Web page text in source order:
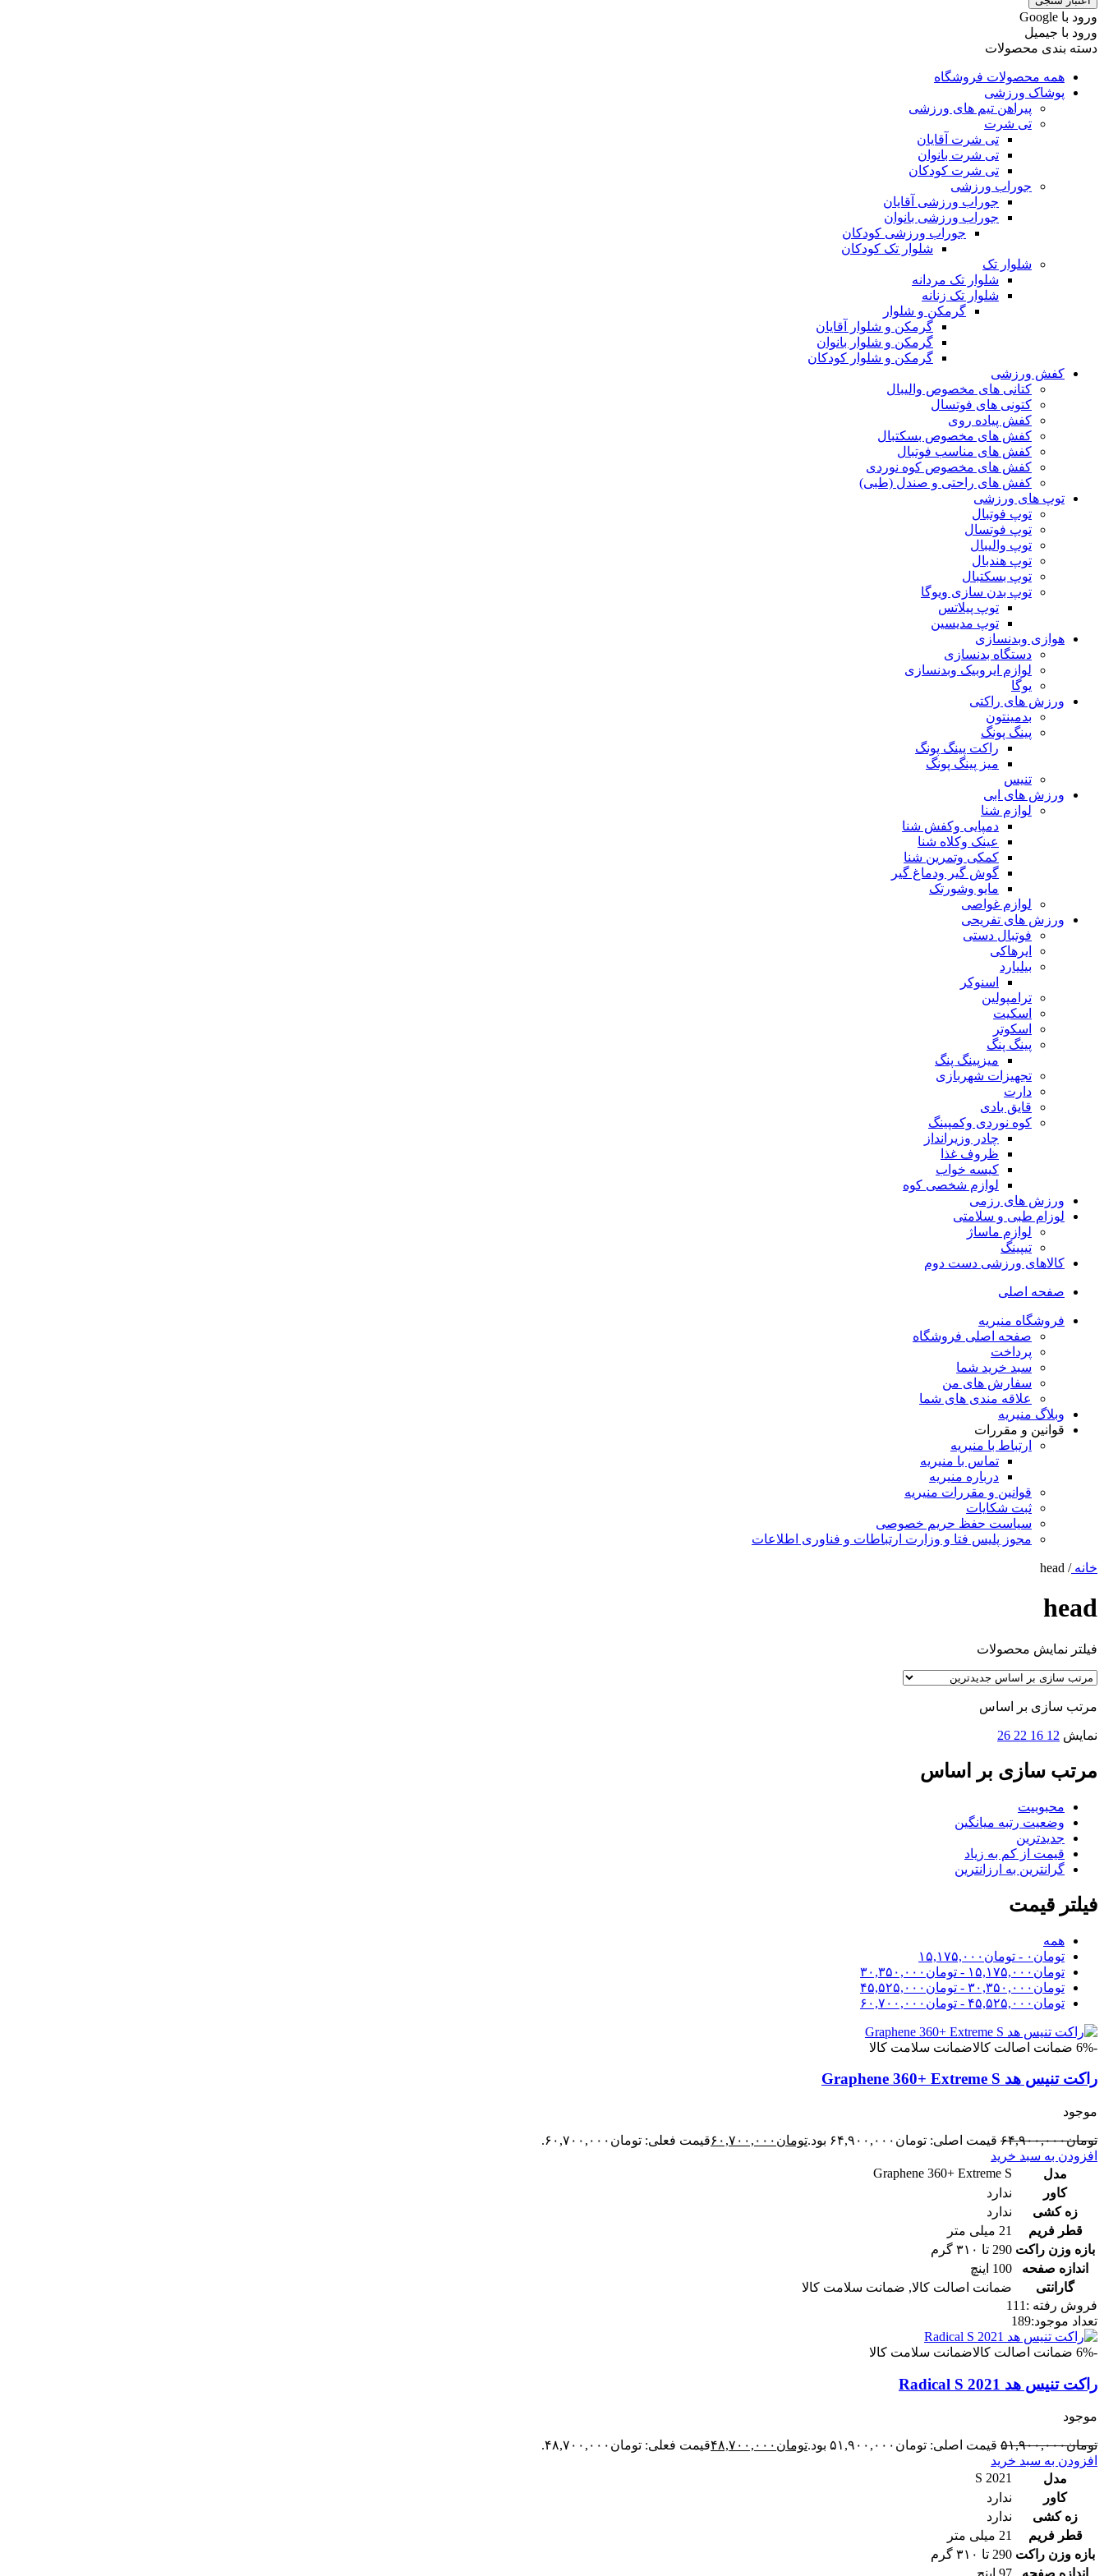
ورود با ‫Google
ورود با جیمیل
دسته بندی محصولات
همه محصولات فروشگاه
پوشاک ورزشی
پیراهن تیم های ورزشی
تی شرت
تی شرت آقایان
تی شرت بانوان
تی شرت کودکان
جوراب ورزشی
جوراب ورزشی آقایان
جوراب ورزشی بانوان
جوراب ورزشی کودکان
شلوار تک کودکان
شلوار تک
شلوار تک مردانه
شلوار تک زنانه
گرمکن و شلوار
گرمکن و شلوار آقایان
گرمکن و شلوار بانوان
گرمکن و شلوار کودکان
کفش ورزشی
کتانی های مخصوص والیبال
کتونی های فوتسال
کفش پیاده روی
کفش های مخصوص بسکتبال
کفش های مناسب فوتبال
کفش های مخصوص کوه نوردی
کفش های راحتی و صندل (طبی)
توپ های ورزشی
توپ فوتبال
توپ فوتسال
توپ والیبال
توپ هندبال
توپ بسکتبال
توپ بدن سازی ویوگا
توپ پیلاتس
توپ مدیسین
هوازی وبدنسازی
دستگاه بدنسازی
لوازم ایروبیک وبدنسازی
یوگا
ورزش های راکتی
بدمینتون
پینگ پونگ
راکت پینگ پونگ
میز پینگ پونگ
تنیس
ورزش های ابی
لوازم شنا
دمپایی وکفش شنا
عینک وکلاه شنا
کمکی وتمرین شنا
گوش گیر ودماغ گیر
مایو وشورتک
لوازم غواصی
ورزش های تفریحی
فوتبال دستی
ایرهاکی
بیلیارد
اسنوکر
ترامپولین
اسکیت
اسکوتر
پینگ پنگ
میزپینگ پنگ
تجهیزات شهربازی
دارت
قایق بادی
کوه نوردی وکمپینگ
چادر وزیرانداز
ظروف غذا
کیسه خواب
لوازم شخصی کوه
ورزش های رزمی
لوزام طبی و سلامتی
لوازم ماساژ
تیپینگ
کالاهای ورزشی دست دوم
صفحه اصلی
فروشگاه منیریه
صفحه اصلی فروشگاه
پرداخت
سبد خرید شما
سفارش های من
علاقه مندی های شما
وبلاگ منیریه
قوانین و مقررات
ارتباط با منیریه
تماس با منیریه
درباره منیریه
قوانین و مقررات منیریه
ثبت شکایات
سیاست حفظ حریم خصوصی
مجوز پلیس فتا و وزارت ارتباطات و فناوری اطلاعات
خانه/
head
head
فیلتر نمایش محصولات
مرتب سازی بر اساس
نمایش 12
16
22
26
مرتب سازی بر اساس
محبوبیت
وضعیت رتبه میانگین
جدیدترین
قیمت از کم به زیاد
گرانترین به ارزانترین
فیلتر قیمت
همه
تومان ۰ - تومان ۱۵,۱۷۵,۰۰۰
تومان ۱۵,۱۷۵,۰۰۰ - تومان ۳۰,۳۵۰,۰۰۰
تومان ۳۰,۳۵۰,۰۰۰ - تومان ۴۵,۵۲۵,۰۰۰
تومان ۴۵,۵۲۵,۰۰۰ - تومان ۶۰,۷۰۰,۰۰۰
-6% ضمانت اصالت کالاضمانت سلامت کالا
راکت تنیس هد Graphene 360+ Extreme S
موجود
تومان۶۴,۹۰۰,۰۰۰ قیمت اصلی: تومان۶۴,۹۰۰,۰۰۰ بود. تومان ۶۰,۷۰۰,۰۰۰قیمت فعلی: تومان۶۰,۷۰۰,۰۰۰.
افزودن به سبد خرید
مدل
Graphene 360+ Extreme S
کاور
ندارد
زه کشی
ندارد
قطر فریم
21 میلی متر
بازه وزن راکت 290 تا ۳۱۰ گرم
اندازه صفحه
100 اینچ
گارانتی
ضمانت اصالت کالا, ضمانت سلامت کالا
فروش رفته : 111
تعداد موجود:189
-6% ضمانت اصالت کالاضمانت سلامت کالا
راکت تنیس هد Radical S 2021
موجود
تومان۵۱,۹۰۰,۰۰۰ قیمت اصلی: تومان۵۱,۹۰۰,۰۰۰ بود. تومان ۴۸,۷۰۰,۰۰۰قیمت فعلی: تومان۴۸,۷۰۰,۰۰۰.
افزودن به سبد خرید
مدل
S 2021
کاور
ندارد
زه کشی
ندارد
قطر فریم
21 میلی متر
بازه وزن راکت 290 تا ۳۱۰ گرم